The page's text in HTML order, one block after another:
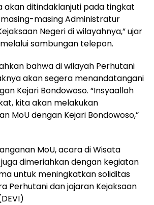
akan ditindaklanjuti pada tingkat
masing Administratur
Negeri di wilayahnya,” ujar
sambungan telepon.
bahwa di wilayah Perhutani
akan segera menandatangani
Kejari Bondowoso. “Insyaallah
kita akan melakukan
MoU dengan Kejari Bondowoso,”
MoU, acara di Wisata
dimeriahkan dengan kegiatan
untuk meningkatkan soliditas
Perhutani dan jajaran Kejaksaan